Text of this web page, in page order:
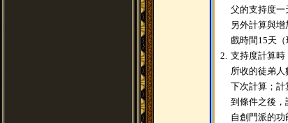
父的支持度一
另外計算與
戲時間15天（
2. 支持度計算時
所收的徒弟
下次計算；計
到條件之後，
自創門派的功